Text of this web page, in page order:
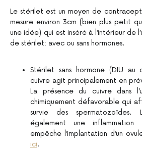
Le stérilet est un moyen de
mesure environ 3cm (bien plus petit
une idée) qui est inséré à l’intérieur de
de stérilet: avec ou sans hormones.
Stérilet sans hormone (DIU
cuivre agit principalement en
La présence du cuivre dans
chimiquement défavorable qui
survie des spermatozoïdes.
également une inflammation
empêche l’implantation d’un
ici.